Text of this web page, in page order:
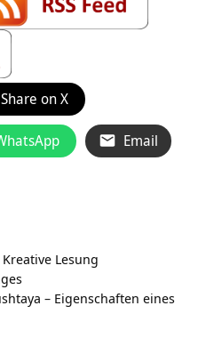
Share on X
Email
Lesung
– Eigenschaften eines